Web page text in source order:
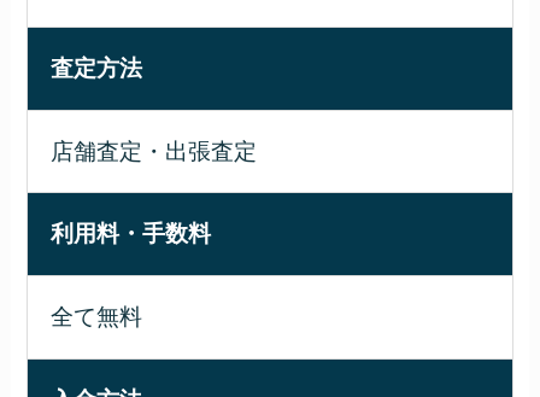
査定方法
店舗査定・出張査定
利用料・手数料
全て無料